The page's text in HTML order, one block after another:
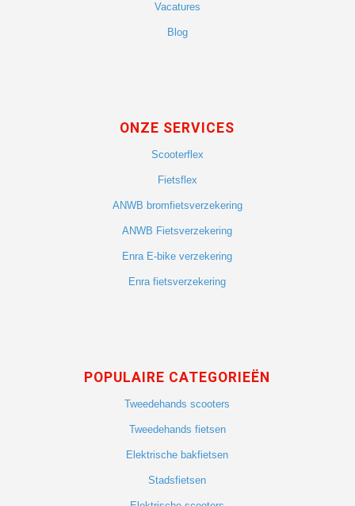
Vacatures
Blog
ONZE SERVICES
Scooterflex
Fietsflex
ANWB bromfietsverzekering
ANWB Fietsverzekering
Enra E-bike verzekering
Enra fietsverzekering
POPULAIRE CATEGORIEËN
Tweedehands scooters
Tweedehands fietsen
Elektrische bakfietsen
Stadsfietsen